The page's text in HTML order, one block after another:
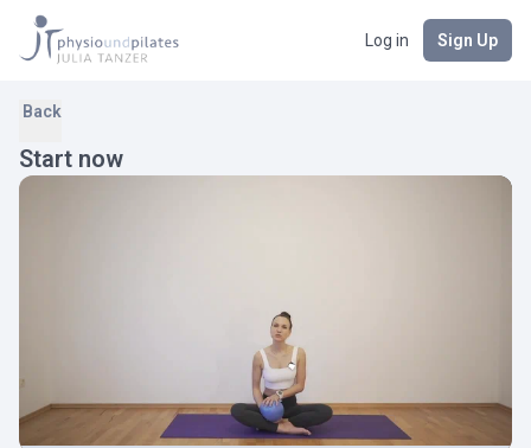
Log in Sign Up
Back
Start now